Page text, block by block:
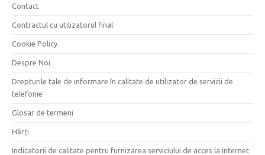
Contact
Contractul cu utilizatorul final
Cookie Policy
Despre Noi
Drepturile tale de informare în calitate de utilizator de servicii de
telefonie
Glosar de termeni
Hărți
Indicatorii de calitate pentru furnizarea serviciului de acces la internet